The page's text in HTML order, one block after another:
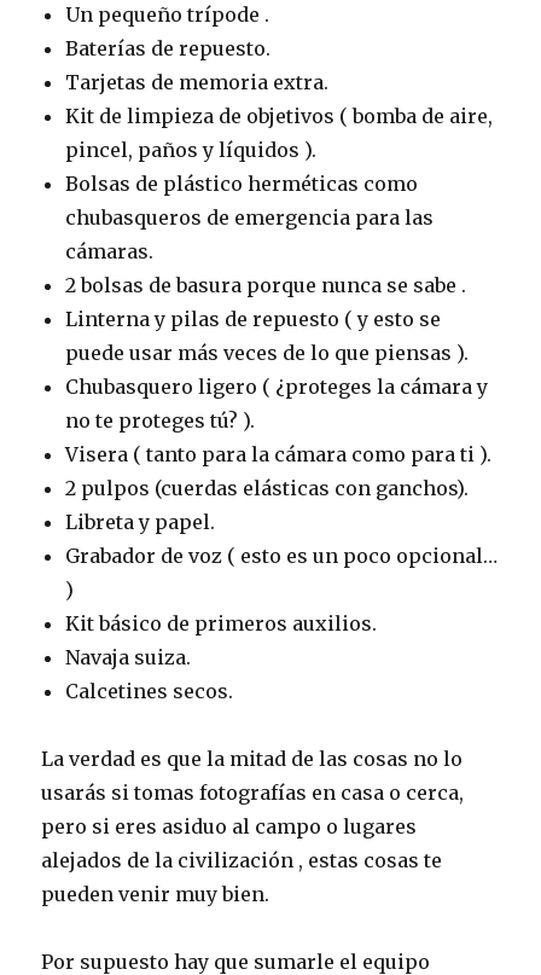
Un pequeño trípode .
Baterías de repuesto.
Tarjetas de memoria extra.
Kit de limpieza de objetivos ( bomba de aire,
pincel, paños y líquidos ).
Bolsas de plástico herméticas como
chubasqueros de emergencia para las
cámaras.
2 bolsas de basura porque nunca se sabe .
Linterna y pilas de repuesto ( y esto se
puede usar más veces de lo que piensas ).
Chubasquero ligero ( ¿proteges la cámara y
no te proteges tú? ).
Visera ( tanto para la cámara como para ti ).
2 pulpos (cuerdas elásticas con ganchos).
Libreta y papel.
Grabador de voz ( esto es un poco opcional…
)
Kit básico de primeros auxilios.
Navaja suiza.
Calcetines secos.
La verdad es que la mitad de las cosas no lo
usarás si tomas fotografías en casa o cerca,
pero si eres asiduo al campo o lugares
alejados de la civilización , estas cosas te
pueden venir muy bien.
Por supuesto hay que sumarle el equipo